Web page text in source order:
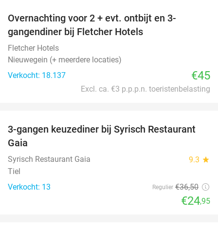
Overnachting voor 2 + evt. ontbijt en 3-
gangendiner bij Fletcher Hotels
Fletcher Hotels
Nieuwegein (+ meerdere locaties)
Verkocht: 18.137
€45
Excl. ca. €3 p.p.p.n. toeristenbelasting
32%
3-gangen keuzediner bij Syrisch Restaurant
Gaia
Syrisch Restaurant Gaia 9.3 star
Tiel
Verkocht: 13
Regulier €36,50
€24,95